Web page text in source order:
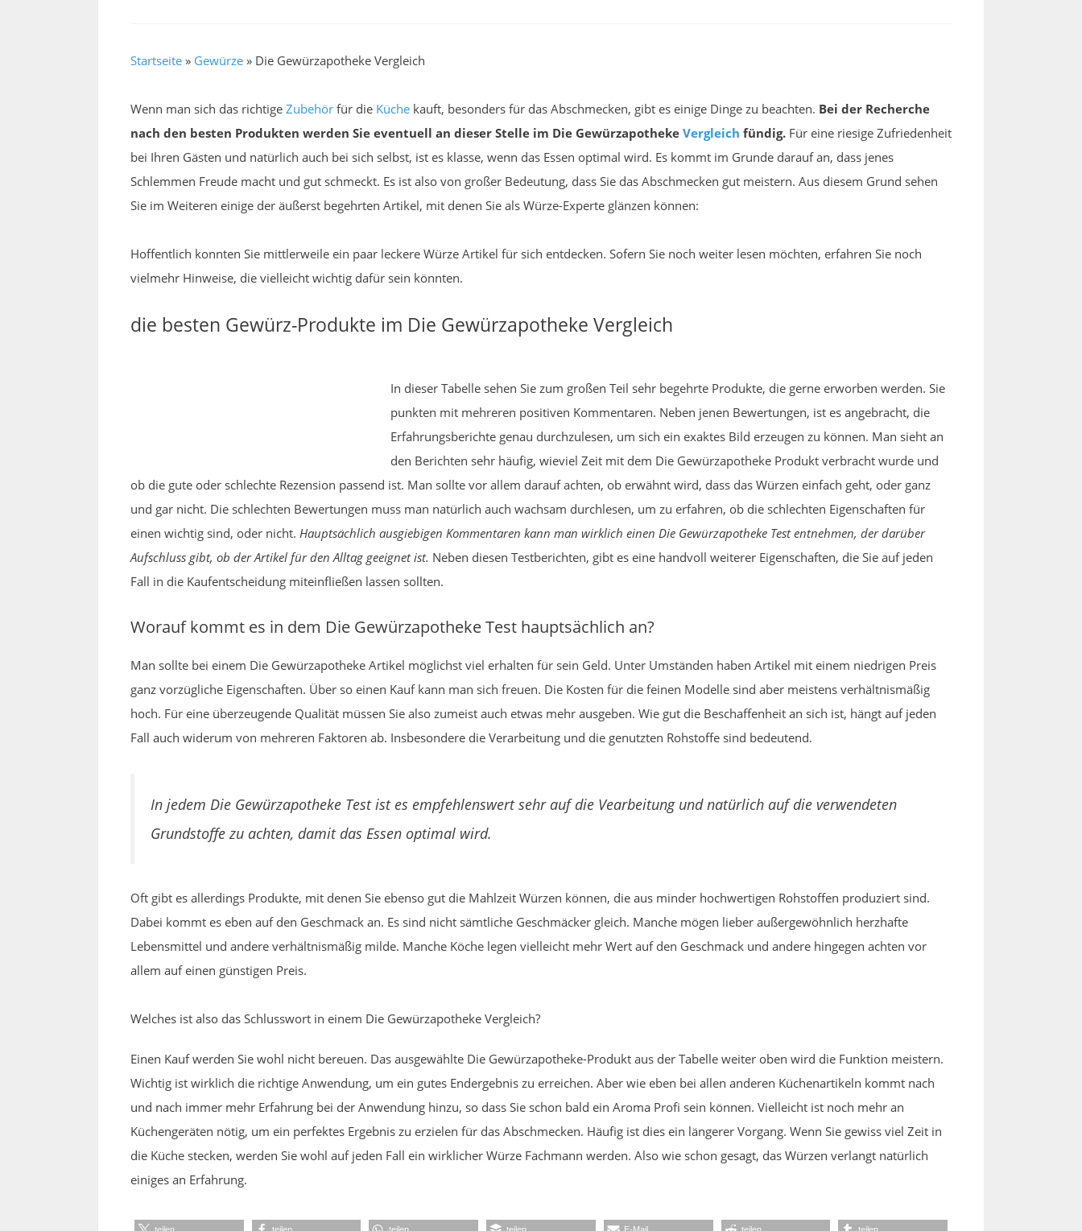
Startseite » Gewürze » Die Gewürzapotheke Vergleich
Wenn man sich das richtige Zubehör für die Küche kauft, besonders für das Abschmecken, gibt es einige Dinge zu beachten. Bei der Recherche
nach den besten Produkten werden Sie eventuell an dieser Stelle im Die Gewürzapotheke Vergleich fündig. Für eine riesige Zufriedenheit
bei Ihren Gästen und natürlich auch bei sich selbst, ist es klasse, wenn das Essen optimal wird. Es kommt im Grunde darauf an, dass jenes
Schlemmen Freude macht und gut schmeckt. Es ist also von großer Bedeutung, dass Sie das Abschmecken gut meistern. Aus diesem Grund sehen
Sie im Weiteren einige der äußerst begehrten Artikel, mit denen Sie als Würze-Experte glänzen können:
Hoffentlich konnten Sie mittlerweile ein paar leckere Würze Artikel für sich entdecken. Sofern Sie noch weiter lesen möchten, erfahren Sie noch
vielmehr Hinweise, die vielleicht wichtig dafür sein könnten.
die besten Gewürz-Produkte im Die Gewürzapotheke Vergleich
In dieser Tabelle sehen Sie zum großen Teil sehr begehrte Produkte, die gerne erworben werden. Sie
punkten mit mehreren positiven Kommentaren. Neben jenen Bewertungen, ist es angebracht, die
Erfahrungsberichte genau durchzulesen, um sich ein exaktes Bild erzeugen zu können. Man sieht an
den Berichten sehr häufig, wieviel Zeit mit dem Die Gewürzapotheke Produkt verbracht wurde und
ob die gute oder schlechte Rezension passend ist. Man sollte vor allem darauf achten, ob erwähnt wird, dass das Würzen einfach geht, oder ganz
und gar nicht. Die schlechten Bewertungen muss man natürlich auch wachsam durchlesen, um zu erfahren, ob die schlechten Eigenschaften für
einen wichtig sind, oder nicht. Hauptsächlich ausgiebigen Kommentaren kann man wirklich einen Die Gewürzapotheke Test entnehmen, der darüber
Aufschluss gibt, ob der Artikel für den Alltag geeignet ist. Neben diesen Testberichten, gibt es eine handvoll weiterer Eigenschaften, die Sie auf jeden
Fall in die Kaufentscheidung miteinfließen lassen sollten.
Worauf kommt es in dem Die Gewürzapotheke Test hauptsächlich an?
Man sollte bei einem Die Gewürzapotheke Artikel möglichst viel erhalten für sein Geld. Unter Umständen haben Artikel mit einem niedrigen Preis
ganz vorzügliche Eigenschaften. Über so einen Kauf kann man sich freuen. Die Kosten für die feinen Modelle sind aber meistens verhältnismäßig
hoch. Für eine überzeugende Qualität müssen Sie also zumeist auch etwas mehr ausgeben. Wie gut die Beschaffenheit an sich ist, hängt auf jeden
Fall auch widerum von mehreren Faktoren ab. Insbesondere die Verarbeitung und die genutzten Rohstoffe sind bedeutend.
In jedem Die Gewürzapotheke Test ist es empfehlenswert sehr auf die Vearbeitung und natürlich auf die verwendeten
Grundstoffe zu achten, damit das Essen optimal wird.
Oft gibt es allerdings Produkte, mit denen Sie ebenso gut die Mahlzeit Würzen können, die aus minder hochwertigen Rohstoffen produziert sind.
Dabei kommt es eben auf den Geschmack an. Es sind nicht sämtliche Geschmäcker gleich. Manche mögen lieber außergewöhnlich herzhafte
Lebensmittel und andere verhältnismäßig milde. Manche Köche legen vielleicht mehr Wert auf den Geschmack und andere hingegen achten vor
allem auf einen günstigen Preis.
Welches ist also das Schlusswort in einem Die Gewürzapotheke Vergleich?
Einen Kauf werden Sie wohl nicht bereuen. Das ausgewählte Die Gewürzapotheke-Produkt aus der Tabelle weiter oben wird die Funktion meistern.
Wichtig ist wirklich die richtige Anwendung, um ein gutes Endergebnis zu erreichen. Aber wie eben bei allen anderen Küchenartikeln kommt nach
und nach immer mehr Erfahrung bei der Anwendung hinzu, so dass Sie schon bald ein Aroma Profi sein können. Vielleicht ist noch mehr an
Küchengeräten nötig, um ein perfektes Ergebnis zu erzielen für das Abschmecken. Häufig ist dies ein längerer Vorgang. Wenn Sie gewiss viel Zeit in
die Küche stecken, werden Sie wohl auf jeden Fall ein wirklicher Würze Fachmann werden. Also wie schon gesagt, das Würzen verlangt natürlich
einiges an Erfahrung.